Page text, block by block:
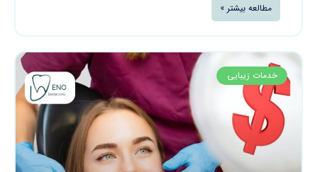
مطالعه بیشتر »
خدمات زیبایی